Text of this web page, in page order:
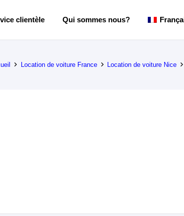
clientèle Qui sommes nous?
Location de voiture France Location de voiture Nice